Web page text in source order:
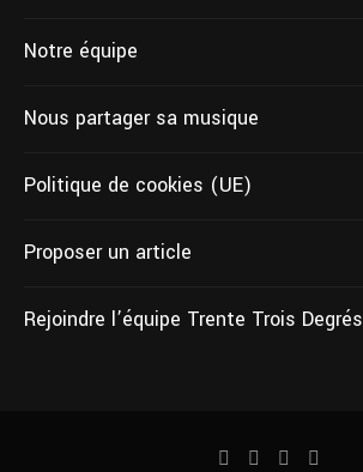
Notre équipe
Nous partager sa musique
Politique de cookies (UE)
Proposer un article
Rejoindre l’équipe Trente Trois Degrés